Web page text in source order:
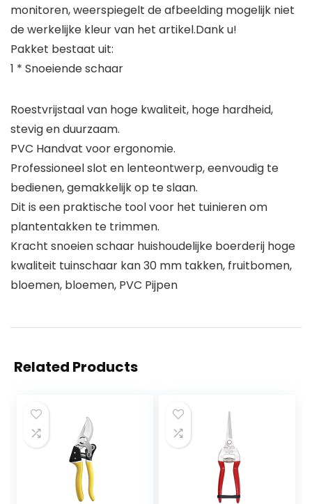
monitoren, weerspiegelt de afbeelding mogelijk niet
de werkelijke kleur van het artikel.Dank u!
Pakket bestaat uit:
1 * Snoeiende schaar
Roestvrijstaal van hoge kwaliteit, hoge hardheid,
stevig en duurzaam.
PVC Handvat voor ergonomie.
Professioneel slot en lenteontwerp, eenvoudig te
bedienen, gemakkelijk op te slaan.
Dit is een praktische tool voor het tuinieren om
plantentakken te trimmen.
Kracht snoeien schaar huishoudelijke boerderij hoge
kwaliteit tuinschaar kan 30 mm takken, fruitbomen,
bloemen, bloemen, PVC Pijpen
Related Products